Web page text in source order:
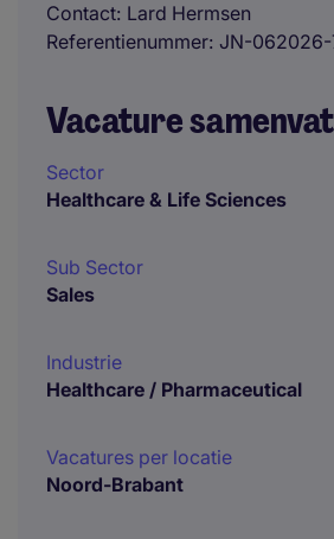
Contact Lard Hermsen
Referentienummer JN-
Vacature
Sector
Healthcare & Life Sciences
Sub Sector
Sales
Industrie
Healthcare / Pharmaceutical
Vacatures per locatie
Noord-Brabant